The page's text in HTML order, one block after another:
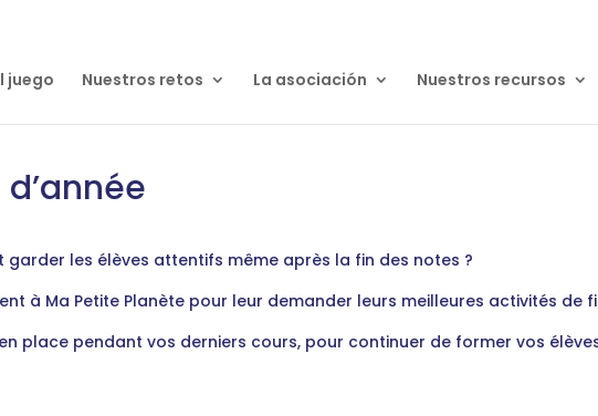
juego Nuestros retos La asociación Nuestros recursos
garder les élèves attentifs même après la fin des notes ?
à Ma Petite Planète pour leur demander leurs meilleures activités de
place pendant vos derniers cours, pour continuer de former vos